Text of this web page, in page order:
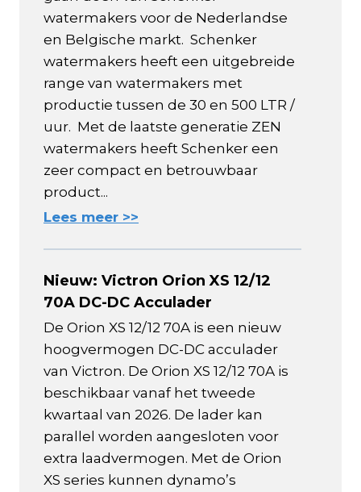
watermakers voor de Nederlandse
en Belgische markt. Schenker
watermakers heeft een uitgebreide
range van watermakers met
productie tussen de 30 en 500 LTR /
uur. Met de laatste generatie ZEN
watermakers heeft Schenker een
zeer compact en betrouwbaar
product...
Lees meer >>
Nieuw: Victron Orion XS 12/12
70A DC-DC Acculader
De Orion XS 12/12 70A is een nieuw
hoogvermogen DC-DC acculader
van Victron. De Orion XS 12/12 70A is
beschikbaar vanaf het tweede
kwartaal van 2026. De lader kan
parallel worden aangesloten voor
extra laadvermogen. Met de Orion
XS series kunnen dynamo’s